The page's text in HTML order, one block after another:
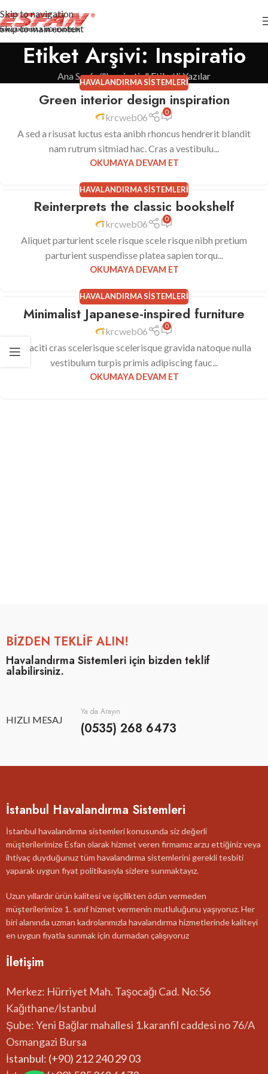
Skip to navigation
Skip to main content
Etiket Arşivi: Inspiratio
Ana Sayfa "Inspiratio" Etiketli Yazılar
HAVALANDIRMA SISTEMLERI
Green interior design inspiration
krcweb06 0
A sed a risusat luctus esta anibh rhoncus hendrerit blandit
nam rutrum sitmiad hac. Cras a vestibulu...
OKUMAYA DEVAM ET
HAVALANDIRMA SISTEMLERI
Reinterprets the classic bookshelf
krcweb06 0
Aliquet parturient scele risque scele risque nibh pretium
parturient suspendisse platea sapien torqu...
OKUMAYA DEVAM ET
22
HAVALANDIRMA SISTEMLERI
Minimalist Japanese-inspired furniture
krcweb06 0
A taciti cras scelerisque scelerisque gravida natoque nulla
vestibulum turpis primis adipiscing fauc...
OKUMAYA DEVAM ET
BİZDEN TEKLİF ALIN!
Havalandırma Sistemleri için bizden teklif
alabilirsiniz.
HIZLI MESAJ
Ya da Arayın
(0535) 268 6473
İstanbul Havalandırma Sistemleri
İstanbul havalandırma sistemleri konusunda siz değerli
müşterilerimize Esfan olarak hizmet veren firmamız arzu ettiğiniz veya
ihtiyaç duyduğunuz tüm havalandırma sistemlerini gerekli tesbiti
yaparak uygun fiyat politikasıyla sizlere sunmaktayız.
Uzun yıllardır ürün kalitesi ve işçilikten ödün vermeden
müşterilerimize 1. sınıf hizmet vermenin mutluluğunu yaşıyoruz. Her
biri alanında uzman kadrolarımızla havalandırma hizmetlerinde kaliteyi
en uygun fiyatla sunmak için durmadan çalışıyoruz
İletişim
Merkez: Hürriyet Mah. Taşocağı Cad. No:56
Kağıthane/İstanbul
Şube: Yeni Bağlar mahallesi 1.karanfil caddesi no 76/A
Osmangazi Bursa
İstanbul: (+90) 212 240 29 03